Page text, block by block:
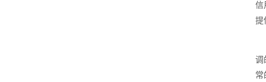
信
提
调
常